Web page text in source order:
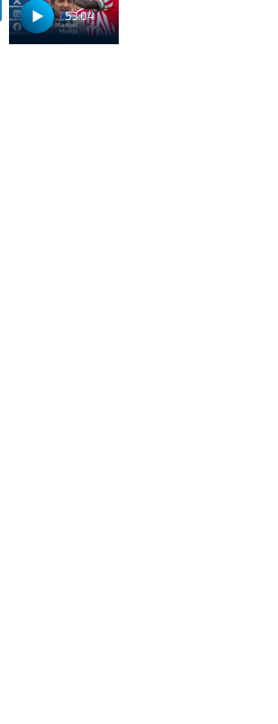
53:04